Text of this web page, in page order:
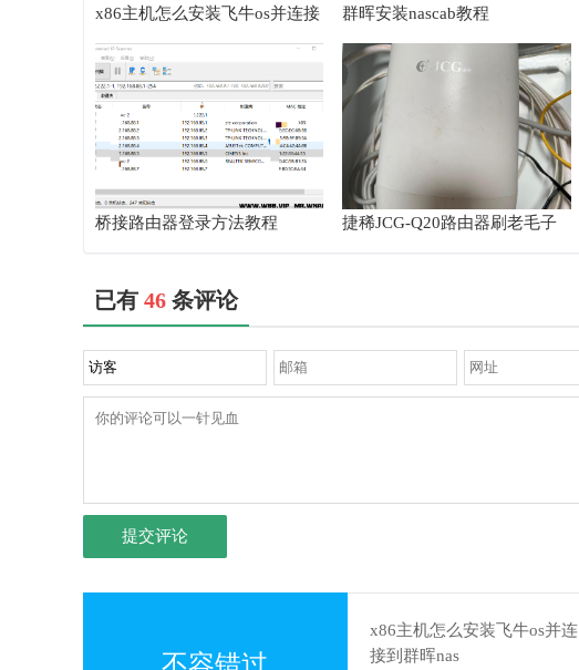
x86主机怎么安装飞牛os并连接
到群晖nas
群晖安装nascab教程
桥接路由器登录方法教程
捷稀JCG-Q20路由器刷老毛子
已有 46 条评论
提交评论
x86主机怎么安装飞牛os并连
接到群晖nas